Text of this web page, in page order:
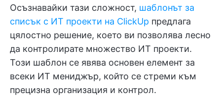
Осъзнавайки тази сложност, шаблонът за
списък с ИТ проекти на ClickUp предлага
цялостно решение, което ви позволява лесно
да контролирате множество ИТ проекти.
Този шаблон се явява основен елемент за
всеки ИТ мениджър, който се стреми към
прецизна организация и контрол.